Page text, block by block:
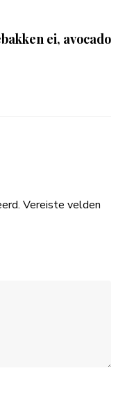
ei, avocado
Vereiste velden